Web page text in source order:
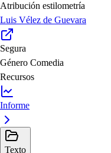
Atribución estilometría
Luis Vélez de Guevara
Segura
Género Comedia
Recursos
Informe
Texto